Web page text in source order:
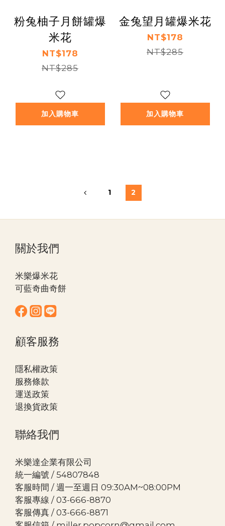
粉兔柚子月餅罐爆
米花
NT$178
NT$285
加入購物車
金兔望月罐爆米花
NT$178
NT$285
加入購物車
1 2
關於我們
米樂爆米花
可藍奇曲奇餅
顧客服務
隱私權政策
服務條款
運送政策
退換貨政策
聯絡我們
米樂達企業有限公司
統一編號 / 54807848
客服時間 / 週一至週日 09:30AM~08:00PM
客服專線 / 03-666-8870
客服傳真 / 03-666-8871